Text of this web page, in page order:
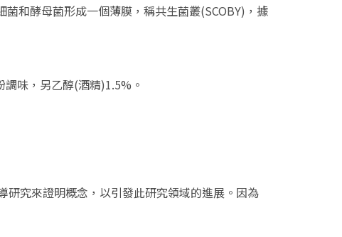
和酵母菌形成一個薄膜，稱共生菌叢(SCOBY)，據
味，另乙醇(酒精)1.5%。
究來證明概念，以引發此研究領域的進展。因為